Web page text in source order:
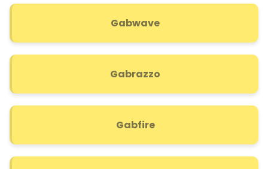
Gabwave
Gabrazzo
Gabfire